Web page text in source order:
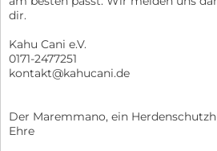
dir.
Kahu Cani e.V.
0171-2477251
kontakt@kahucani.de
Der Maremmano, ein
Ehre